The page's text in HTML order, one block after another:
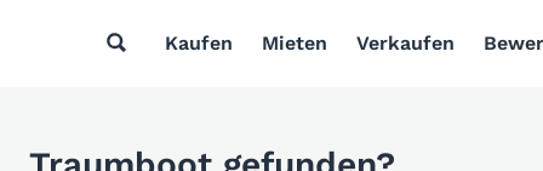
Kaufen Mieten Verkaufen